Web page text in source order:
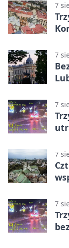
7
7
7
7
7